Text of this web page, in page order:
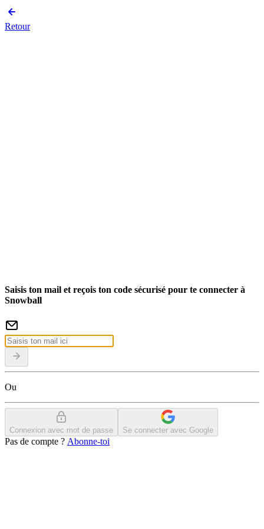
Retour
Saisis ton mail et reçois ton code sécurisé pour te connecter à
Snowball
Ou
Connexion avec mot de passe Se connecter avec Google
Pas de compte ? Abonne-toi